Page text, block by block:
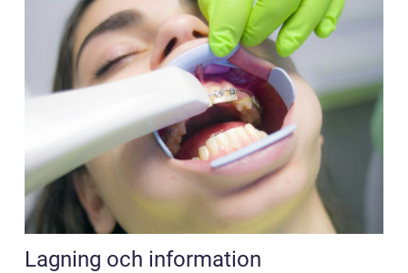
Lagning och information